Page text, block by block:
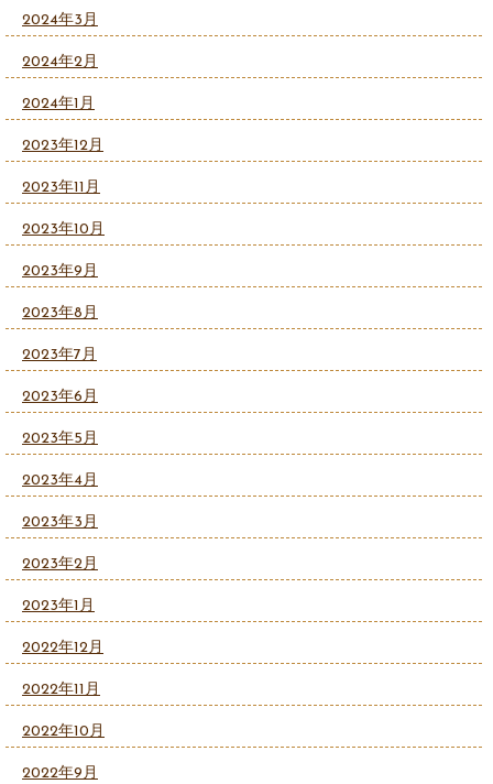
2024年3月
2024年2月
2024年1月
2023年12月
2023年11月
2023年10月
2023年9月
2023年8月
2023年7月
2023年6月
2023年5月
2023年4月
2023年3月
2023年2月
2023年1月
2022年12月
2022年11月
2022年10月
2022年9月